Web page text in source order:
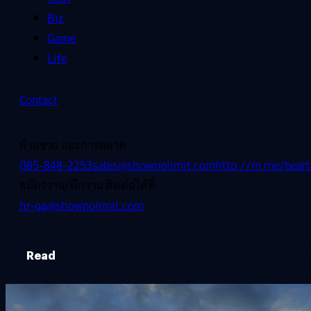
Biz
Game
Life
Contact
ฝ่ายขาย และการตลาด
085-848-2253sales@shownolimit.comhttp://m.me/
สมัครงาน/ฝึกงาน ติดต่อได้ที่
hr-ga@shownolimit.com
Read